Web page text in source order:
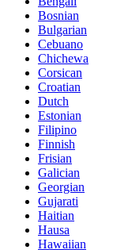
Bosnian
Bulgarian
Cebuano
Chichewa
Corsican
Croatian
Dutch
Estonian
Filipino
Finnish
Frisian
Galician
Georgian
Gujarati
Haitian
Hausa
Hawaiian